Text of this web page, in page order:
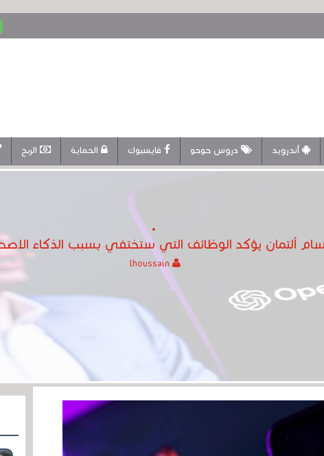
أندرويد دروس حوحو فايسبوك الحماية الربح
سام ألتمان يؤكد الوظائف التي ستختفي بسبب الذكاء